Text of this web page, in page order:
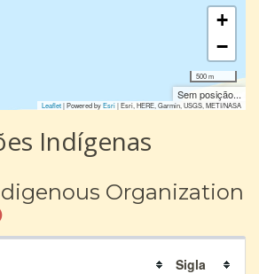
+
−
500 m
Sem posição...
Leaflet| Powered byEsri|Esri, HERE, Garmin, USGS, METI/NASA
Indígenas
Organization
Sigla